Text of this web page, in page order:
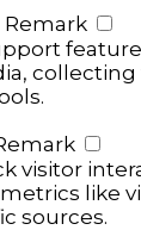
Remark
collecting
visitor
like
sources.